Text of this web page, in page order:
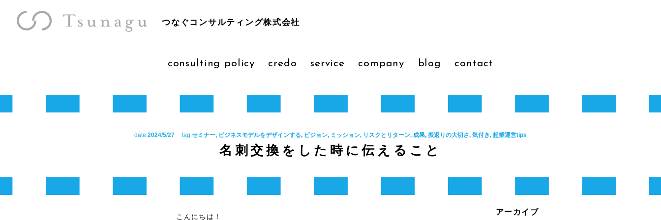
つなぐコンサルティング株式会社
consulting policy credo service company blog contact
date:2024/5/27 tag:セミナー, ビジネスモデルをデザインする, ビジョン, ミッション, リスクとリターン, 成果, 振返りの大切さ, 気付き, 起業運営tips
名刺交換をした時に伝えること
こんにちは！
アーカイブ